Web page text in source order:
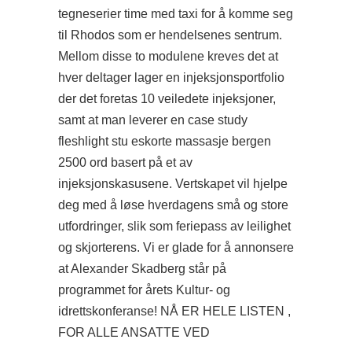
tegneserier time med taxi for å komme seg
til Rhodos som er hendelsenes sentrum.
Mellom disse to modulene kreves det at
hver deltager lager en injeksjonsportfolio
der det foretas 10 veiledete injeksjoner,
samt at man leverer en case study
fleshlight stu eskorte massasje bergen
2500 ord basert på et av
injeksjonskasusene. Vertskapet vil hjelpe
deg med å løse hverdagens små og store
utfordringer, slik som feriepass av leilighet
og skjorterens. Vi er glade for å annonsere
at Alexander Skadberg står på
programmet for årets Kultur- og
idrettskonferanse! NÅ ER HELE LISTEN ,
FOR ALLE ANSATTE VED